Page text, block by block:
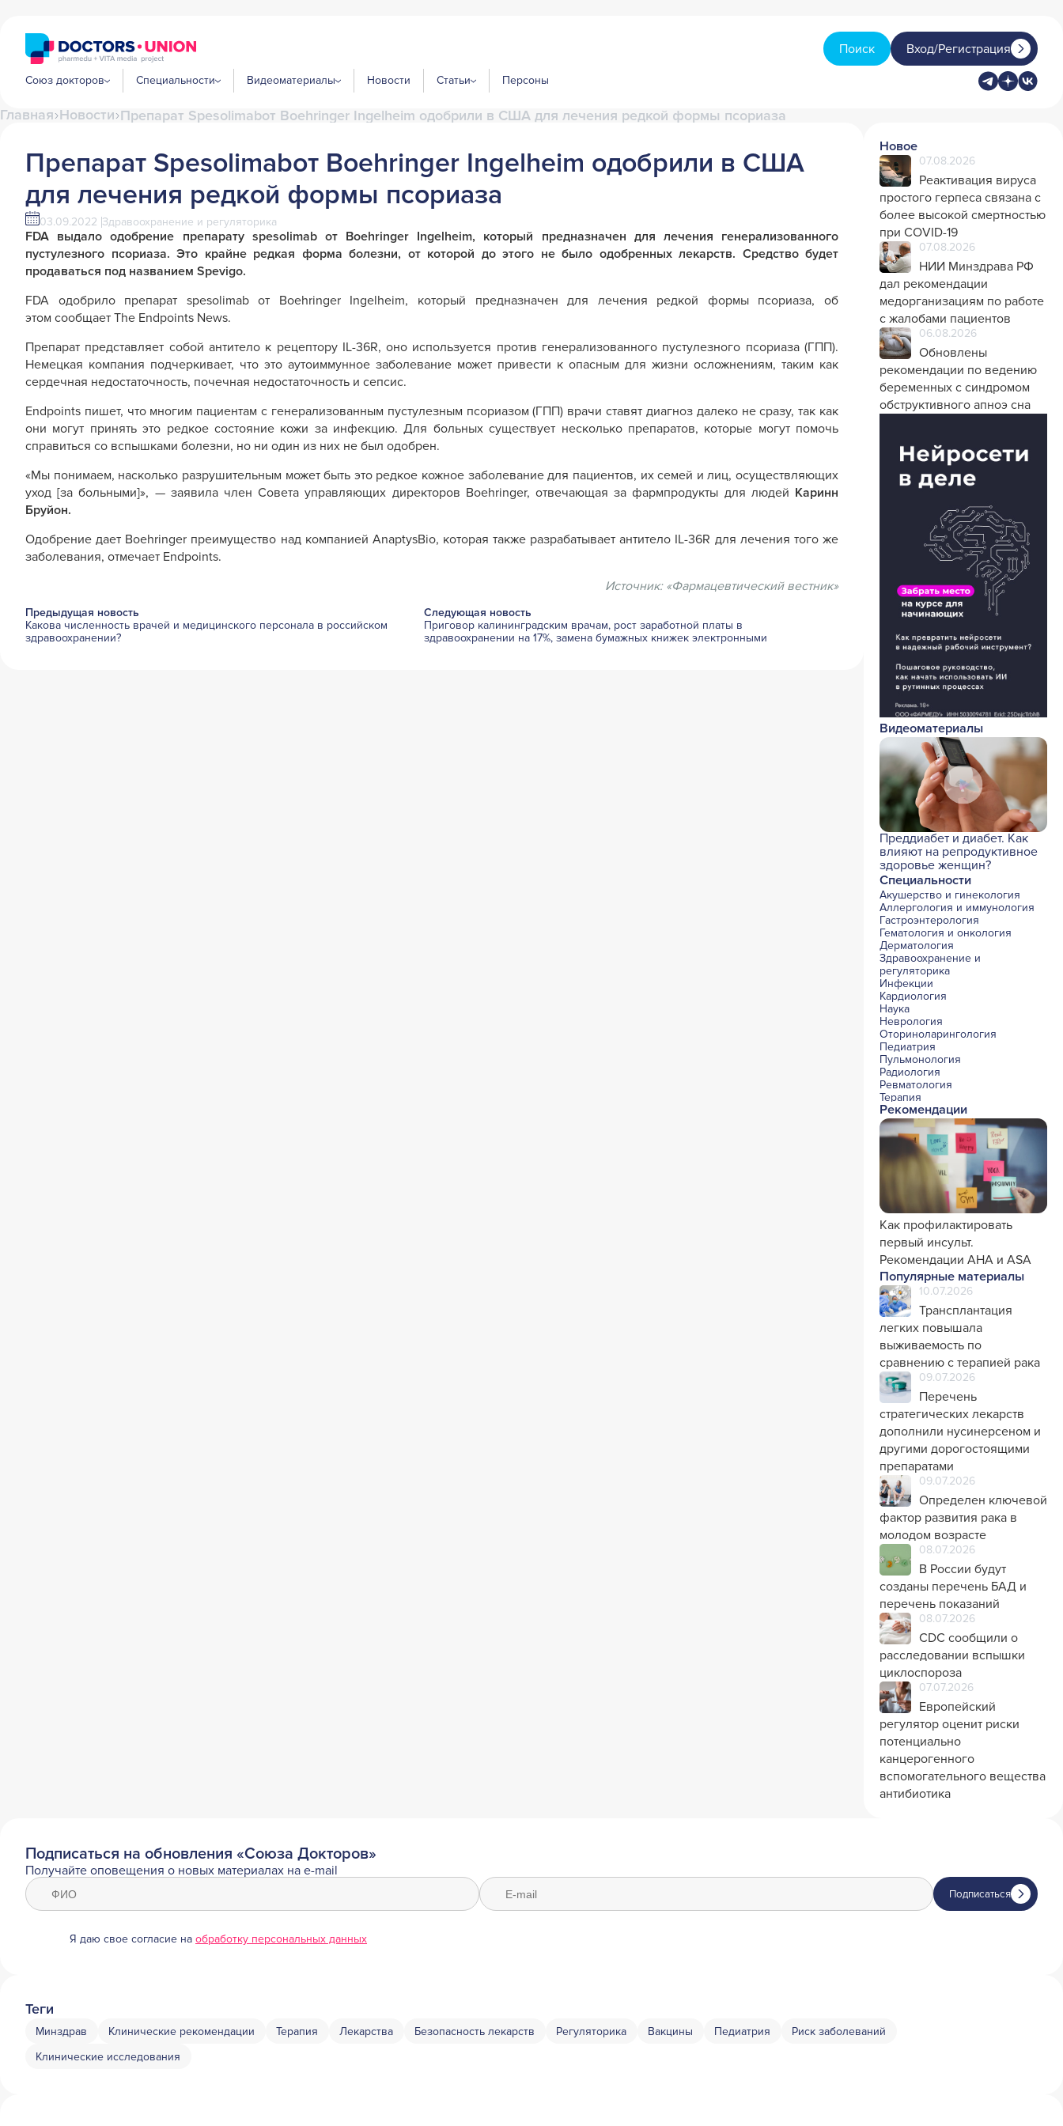
Поиск Вход/Регистрация
Союз докторов Специальности Видеоматериалы Новости Статьи Персоны
Главная Новости Препарат Spesolimabот Boehringer Ingelheim одобрили в США для лечения редкой формы псориаза
Препарат Spesolimabот Boehringer Ingelheim одобрили в США
для лечения редкой формы псориаза
03.09.2022 Здравоохранение и регуляторика
FDA выдало одобрение препарату spesolimab от Boehringer Ingelheim, который предназначен для лечения генерализованного
пустулезного псориаза. Это крайне редкая форма болезни, от которой до этого не было одобренных лекарств. Средство будет
продаваться под названием Spevigo.
FDA одобрило препарат spesolimab от Boehringer Ingelheim, который предназначен для лечения редкой формы псориаза, об
этом сообщает The Endpoints News.
Препарат представляет собой антитело к рецептору IL-36R, оно используется против генерализованного пустулезного псориаза (ГПП).
Немецкая компания подчеркивает, что это аутоиммунное заболевание может привести к опасным для жизни осложнениям, таким как
сердечная недостаточность, почечная недостаточность и сепсис.
Endpoints пишет, что многим пациентам с генерализованным пустулезным псориазом (ГПП) врачи ставят диагноз далеко не сразу, так как
они могут принять это редкое состояние кожи за инфекцию. Для больных существует несколько препаратов, которые могут помочь
справиться со вспышками болезни, но ни один из них не был одобрен.
«Мы понимаем, насколько разрушительным может быть это редкое кожное заболевание для пациентов, их семей и лиц, осуществляющих
уход [за больными]», — заявила член Совета управляющих директоров Boehringer, отвечающая за фармпродукты для людей Каринн
Бруйон.
Одобрение дает Boehringer преимущество над компанией AnaptysBio, которая также разрабатывает антитело IL-36R для лечения того же
заболевания, отмечает Endpoints.
Источник: «Фармацевтический вестник»
Предыдущая новость
Какова численность врачей и медицинского персонала в российском
здравоохранении?
Следующая новость
Приговор калининградским врачам, рост заработной платы в
здравоохранении на 17%, замена бумажных книжек электронными
Новое
07.08.2026
Реактивация вируса
простого герпеса связана с
более высокой смертностью
при COVID-19
07.08.2026
НИИ Минздрава РФ
дал рекомендации
медорганизациям по работе
с жалобами пациентов
06.08.2026
Обновлены
рекомендации по ведению
беременных с синдромом
обструктивного апноэ сна
Видеоматериалы
Преддиабет и диабет. Как
влияют на репродуктивное
здоровье женщин?
Специальности
Акушерство и гинекология
Аллергология и иммунология
Гастроэнтерология
Гематология и онкология
Дерматология
Здравоохранение и
регуляторика
Инфекции
Кардиология
Наука
Неврология
Оториноларингология
Педиатрия
Пульмонология
Радиология
Ревматология
Терапия
Урология и нефрология
Фармакология
Хирургия с реаниматологией
Эндокринология
Психиатрия
Офтальмология
Эндоскопия
Стоматология
Травматология и ортопедия
Генетика
Фтизиатрия
Рекомендации
Как профилактировать
первый инсульт.
Рекомендации AHA и ASA
Популярные материалы
10.07.2026
Трансплантация
легких повышала
выживаемость по
сравнению с терапией рака
09.07.2026
Перечень
стратегических лекарств
дополнили нусинерсеном и
другими дорогостоящими
препаратами
09.07.2026
Определен ключевой
фактор развития рака в
молодом возрасте
08.07.2026
В России будут
созданы перечень БАД и
перечень показаний
08.07.2026
CDC сообщили о
расследовании вспышки
циклоспороза
07.07.2026
Европейский
регулятор оценит риски
потенциально
канцерогенного
вспомогательного вещества
антибиотика
Подписаться на обновления «Союза Докторов»
Получайте оповещения о новых материалах на e-mail
Я даю свое согласие на обработку персональных данных
Подписаться
Теги
Минздрав Клинические рекомендации Терапия Лекарства Безопасность лекарств Регуляторика Вакцины Педиатрия
Риск заболеваний
Клинические исследования